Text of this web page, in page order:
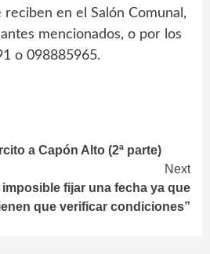
reciben en el Salón Comunal,
mencionados, o por los
o 098885965.
a Capón Alto (2ª parte)
Next
imposible fijar una fecha ya que
que verificar condiciones”